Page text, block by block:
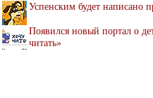
Успенским будет написано
Появился новый портал о
читать»